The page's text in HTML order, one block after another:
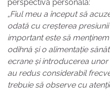
perspectivă personală:
„Fiul meu a început să
odată cu creșterea
important este să
odihnă și o alimentație
ecrane și introducerea
au redus considerabil
trebuie să observe cu